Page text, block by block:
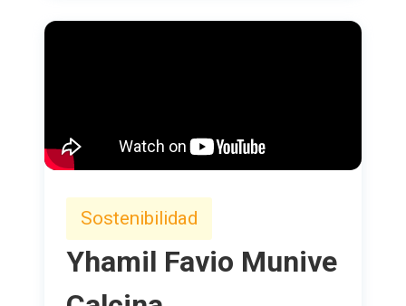
Sostenibilidad
Yhamil Favio Munive